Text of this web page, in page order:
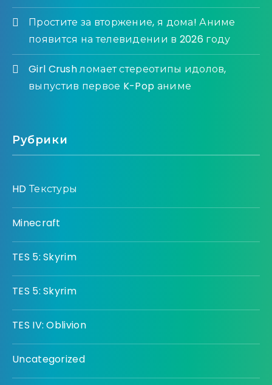
Простите за вторжение, я дома! Аниме
появится на телевидении в 2026 году
Girl Crush ломает стереотипы идолов,
выпустив первое K-Pop аниме
Рубрики
HD Текстуры
Minecraft
TES 5: Skyrim
TES 5: Skyrim
TES IV: Oblivion
Uncategorized